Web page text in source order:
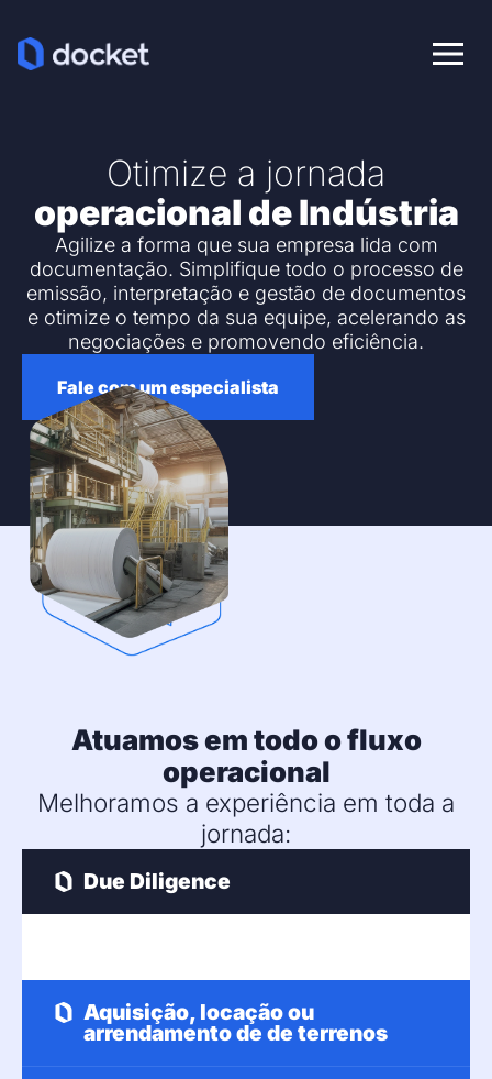
Otimize a jornada
operacional de Indústria
Agilize a forma que sua empresa lida com
documentação. Simplifique todo o processo de
emissão, interpretação e gestão de documentos
e otimize o tempo da sua equipe, acelerando as
negociações e promovendo eficiência.
Fale com um especialista
Atuamos em todo o fluxo
operacional
Melhoramos a experiência em toda a
jornada:
Due Diligence
Aquisição, locação ou
arrendamento de de terrenos